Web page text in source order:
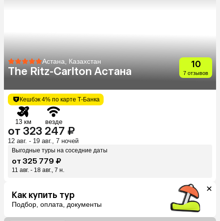
Астана, Казахстан
The Ritz-Carlton Астана
10
7 отзывов
Кешбэк 4% по карте Т-Банка
13 км везде
от 323 247 ₽
12 авг. - 19 авг., 7 ночей
Выгодные туры на соседние даты
от 325 779 ₽
11 авг. - 18 авг., 7 н.
Как купить тур
Подбор, оплата, документы